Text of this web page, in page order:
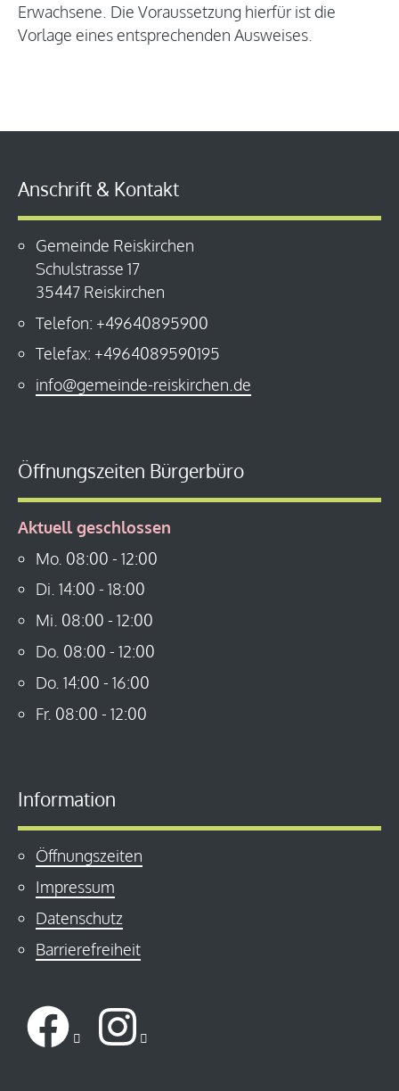
Erwachsene. Die Voraussetzung hierfür ist die
Vorlage eines entsprechenden Ausweises.
Anschrift & Kontakt
Gemeinde Reiskirchen
Schulstrasse 17
35447 Reiskirchen
Telefon: +49640895900
Telefax: +4964089590195
info@gemeinde-reiskirchen.de
Öffnungszeiten Bürgerbüro
Aktuell geschlossen
Mo. 08:00 - 12:00
Di. 14:00 - 18:00
Mi. 08:00 - 12:00
Do. 08:00 - 12:00
Do. 14:00 - 16:00
Fr. 08:00 - 12:00
Information
Öffnungszeiten
Impressum
Datenschutz
Barrierefreiheit